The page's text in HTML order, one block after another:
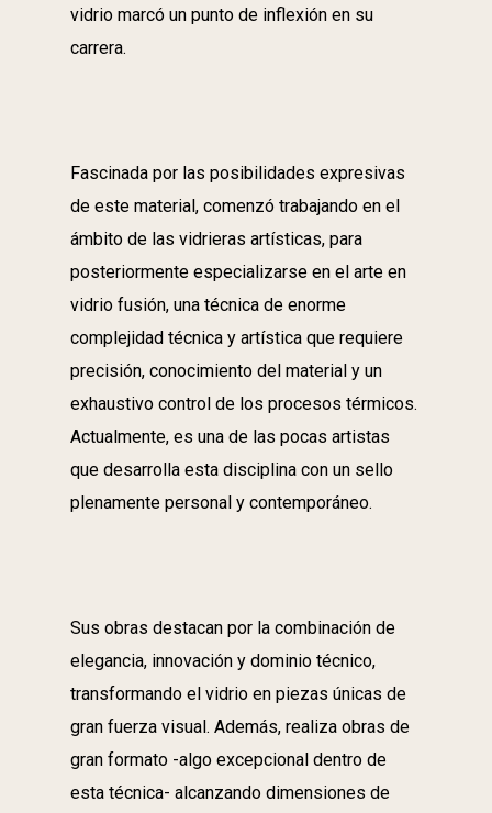
vidrio marcó un punto de inflexión en su
carrera.
Fascinada por las posibilidades expresivas
de este material, comenzó trabajando en el
ámbito de las vidrieras artísticas, para
posteriormente especializarse en el arte en
vidrio fusión, una técnica de enorme
complejidad técnica y artística que requiere
precisión, conocimiento del material y un
exhaustivo control de los procesos térmicos.
Actualmente, es una de las pocas artistas
que desarrolla esta disciplina con un sello
plenamente personal y contemporáneo.
Sus obras destacan por la combinación de
elegancia, innovación y dominio técnico,
transformando el vidrio en piezas únicas de
gran fuerza visual. Además, realiza obras de
gran formato -algo excepcional dentro de
esta técnica- alcanzando dimensiones de